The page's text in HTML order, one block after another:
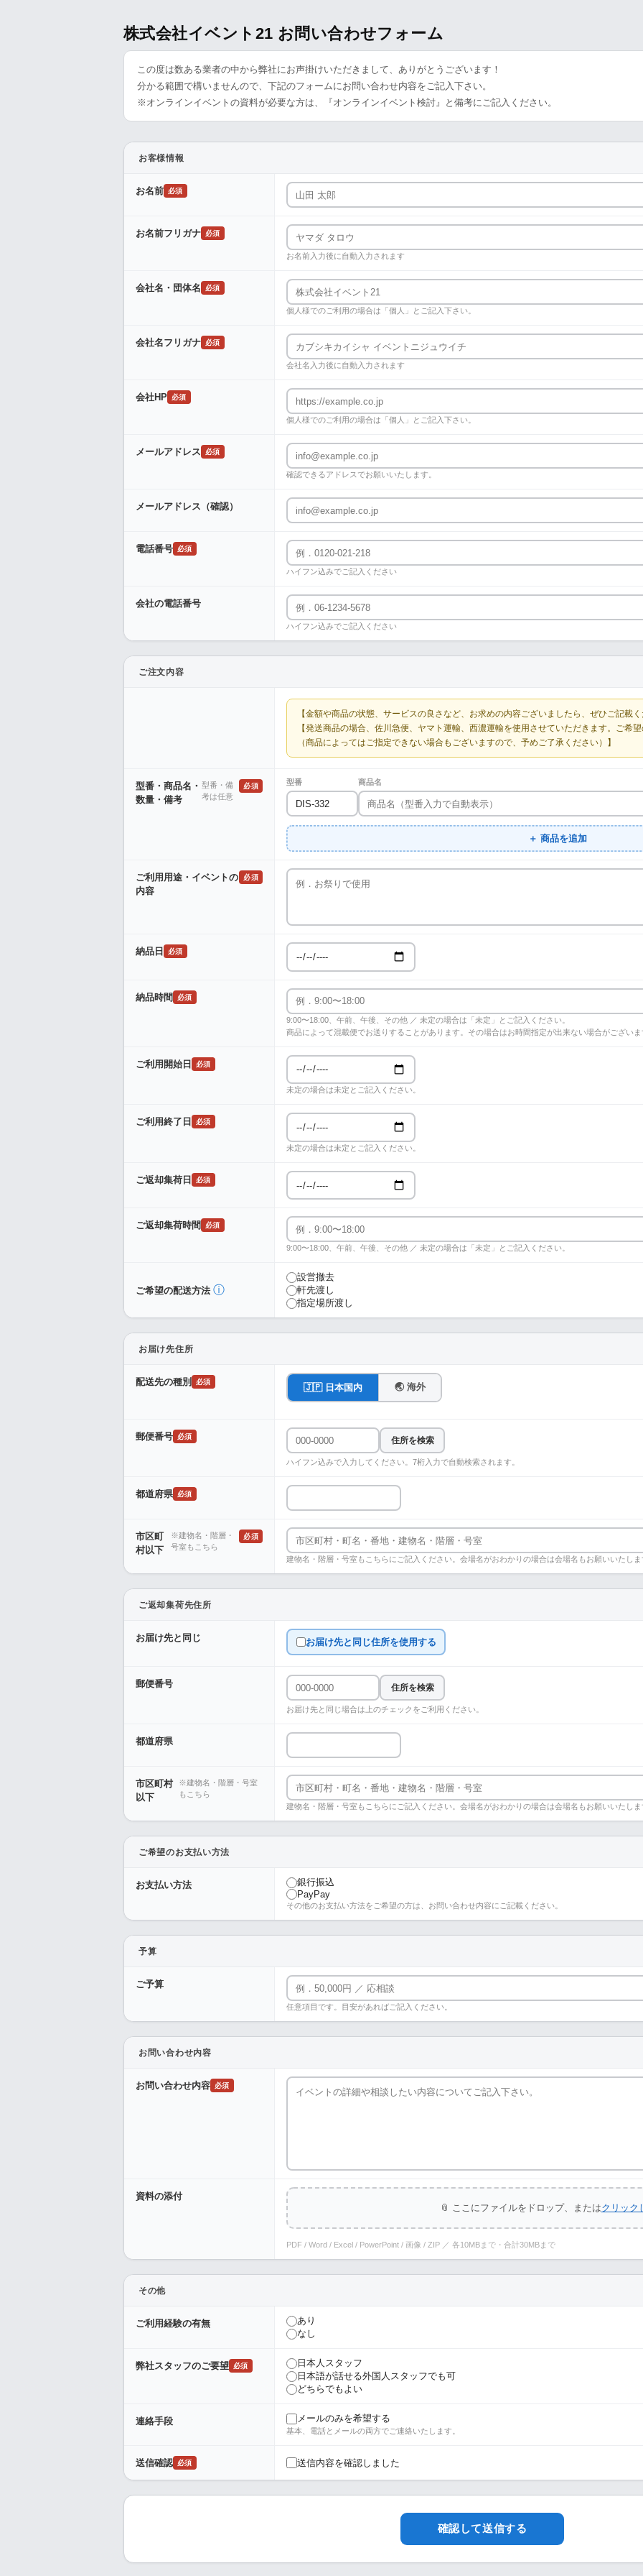
株式会社イベント21 お問い合わせフォーム
この度は数ある業者の中から弊社にお声掛けいただきまして、ありがとうございます！
分かる範囲で構いませんので、下記のフォームにお問い合わせ内容をご記入下さい。
※オンラインイベントの資料が必要な方は、『オンラインイベント検討』と備考にご記入ください。
お客様情報
お名前 必須
お名前フリガナ 必須
お名前入力後に自動入力されます
会社名・団体名 必須
個人様でのご利用の場合は「個人」とご記入下さい。
会社名フリガナ 必須
会社名入力後に自動入力されます
会社HP 必須
個人様でのご利用の場合は「個人」とご記入下さい。
メールアドレス 必須
確認できるアドレスでお願いいたします。
メールアドレス（確認）
電話番号 必須
ハイフン込みでご記入ください
会社の電話番号
ハイフン込みでご記入ください
ご注文内容
【金額や商品の状態、サービスの良さなど、お求めの内容ございましたら、ぜひご記載
【発送商品の場合、佐川急便、ヤマト運輸、西濃運輸を使用させていただきます。ご希
（商品によってはご指定できない場合もございますので、予めご了承ください）】
型番・商品名・
数量・備考
型番・備
考は任意
必須 型番 商品名
＋ 商品を追加
ご利用用途・イベントの
内容
必須
納品日 必須
納品時間 必須
9:00〜18:00、午前、午後、その他 ／ 未定の場合は「未定」とご記入ください。
商品によって混載便でお送りすることがあります。その場合はお時間指定が出来ない場合がございま
ご利用開始日 必須
未定の場合は未定とご記入ください。
ご利用終了日 必須
未定の場合は未定とご記入ください。
ご返却集荷日 必須
ご返却集荷時間 必須
9:00〜18:00、午前、午後、その他 ／ 未定の場合は「未定」とご記入ください。
ご希望の配送方法 ⓘ
設営撤去
軒先渡し
指定場所渡し
お届け先住所
配送先の種別 必須 🇯🇵 日本国内 🌏 海外
郵便番号 必須 住所を検索
ハイフン込みで入力してください。7桁入力で自動検索されます。
都道府県 必須
市区町
村以下
※建物名・階層・
号室もこちら
必須
建物名・階層・号室もこちらにご記入ください。会場名がおわかりの場合は会場名もお願いいたしま
ご返却集荷先住所
お届け先と同じ お届け先と同じ住所を使用する
郵便番号 住所を検索
お届け先と同じ場合は上のチェックをご利用ください。
都道府県
市区町村
以下
※建物名・階層・号室
もこちら
建物名・階層・号室もこちらにご記入ください。会場名がおわかりの場合は会場名もお願いいたしま
ご希望のお支払い方法
お支払い方法
銀行振込
PayPay
その他のお支払い方法をご希望の方は、お問い合わせ内容にご記載ください。
予算
ご予算
任意項目です。目安があればご記入ください。
お問い合わせ内容
お問い合わせ内容 必須
資料の添付
📎 ここにファイルをドロップ、またはクリック
PDF / Word / Excel / PowerPoint / 画像 / ZIP ／ 各10MBまで・合計30MBまで
その他
ご利用経験の有無
あり
なし
弊社スタッフのご要望 必須
日本人スタッフ
日本語が話せる外国人スタッフでも可
どちらでもよい
連絡手段 メールのみを希望する
基本、電話とメールの両方でご連絡いたします。
送信確認 必須 送信内容を確認しました